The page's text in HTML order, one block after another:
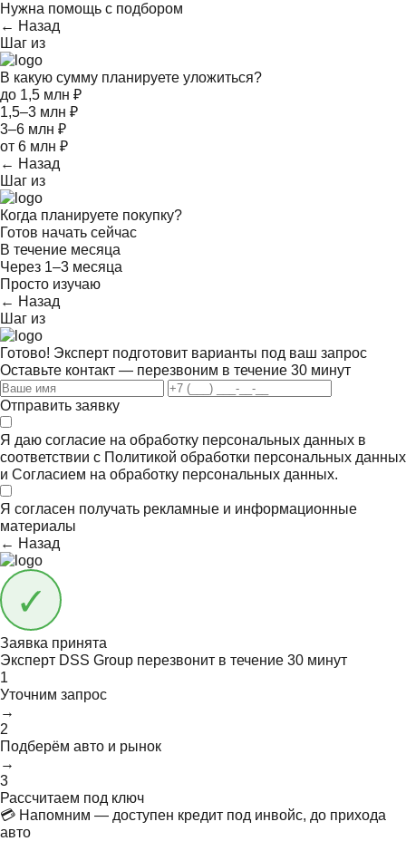
Нужна помощь с подбором
← Назад
Шаг из
В какую сумму планируете уложиться?
до 1,5 млн ₽
1,5–3 млн ₽
3–6 млн ₽
от 6 млн ₽
← Назад
Шаг из
Когда планируете покупку?
Готов начать сейчас
В течение месяца
Через 1–3 месяца
Просто изучаю
← Назад
Шаг из
Готово! Эксперт подготовит варианты под ваш запрос
Оставьте контакт — перезвоним в течение 30 минут
Отправить заявку
Я даю согласие на обработку персональных данных в
соответствии с Политикой обработки персональных данных
и Согласием на обработку персональных данных.
Я согласен получать рекламные и информационные
материалы
← Назад
Заявка принята
Эксперт DSS Group перезвонит в течение 30 минут
1
Уточним запрос
→
2
Подберём авто и рынок
→
3
Рассчитаем под ключ
💳 Напомним — доступен кредит под инвойс, до прихода
авто